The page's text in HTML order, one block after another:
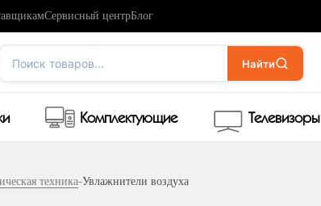
Сервисный центрБлог
Поиск товаров... Найти
Комплектующие Телевизоры
техника-Увлажнители воздуха